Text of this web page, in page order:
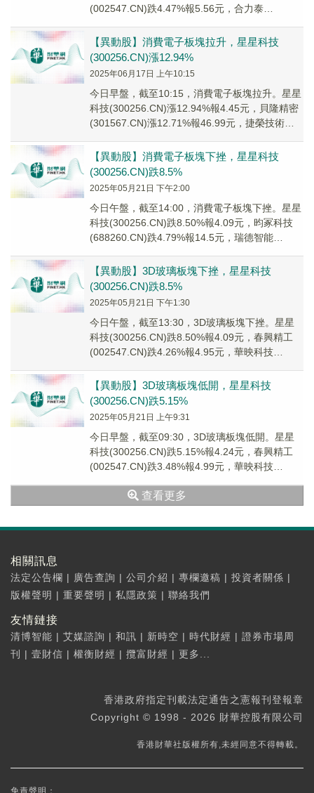
(002547.CN)跌4.47%報5.56元，合力泰
【異動股】消費電子板塊拉升，星星科技
(300256.CN)漲12.94%
2025年06月17日 上午10:15
今日早盤，截至10:15，消費電子板塊拉升。星星
科技(300256.CN)漲12.94%報4.45元，貝隆精密
(301567.CN)漲12.71%報46.99元，捷榮技術
【異動股】消費電子板塊下挫，星星科技
(300256.CN)跌8.5%
2025年05月21日 下午2:00
今日午盤，截至14:00，消費電子板塊下挫。星星
科技(300256.CN)跌8.50%報4.09元，昀冢科技
(688260.CN)跌4.79%報14.5元，瑞德智能
【異動股】3D玻璃板塊下挫，星星科技
(300256.CN)跌8.5%
2025年05月21日 下午1:30
今日午盤，截至13:30，3D玻璃板塊下挫。星星
科技(300256.CN)跌8.50%報4.09元，春興精工
(002547.CN)跌4.26%報4.95元，華映科技
【異動股】3D玻璃板塊低開，星星科技
(300256.CN)跌5.15%
2025年05月21日 上午9:31
今日早盤，截至09:30，3D玻璃板塊低開。星星
科技(300256.CN)跌5.15%報4.24元，春興精工
(002547.CN)跌3.48%報4.99元，華映科技
查看更多
相關訊息
法定公告欄 | 廣告查詢 | 公司介紹 | 專欄邀稿 | 投資者關係 |
版權聲明 | 重要聲明 | 私隱政策 | 聯絡我們
友情鏈接
清博智能 | 艾媒諮詢 | 和訊 | 新時空 | 時代財經 | 證券市場周
刊
| 壹財信 | 權衡財經 | 攬富財經 | 更多...
香港政府指定刊載法定通告之憲報刊登報章
Copyright © 1998 - 2026 財華控股有限公司
香港財華社版權所有,未經同意不得轉載。